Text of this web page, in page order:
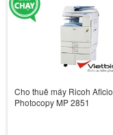
Cho thuê máy Ricoh Aficio
Photocopy MP 2851